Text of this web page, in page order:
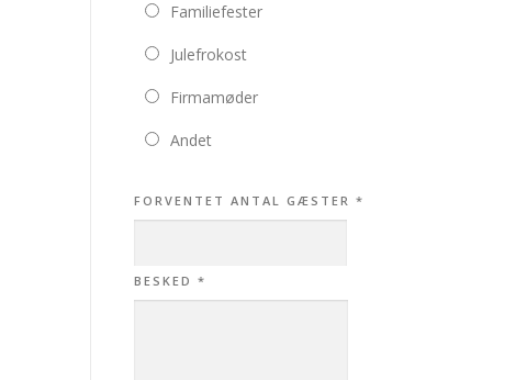
Familiefester
Julefrokost
Firmamøder
Andet
FORVENTET ANTAL GÆSTER *
BESKED *